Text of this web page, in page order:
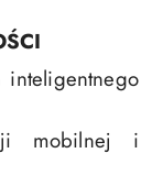
inteligentnego
mobilnej i